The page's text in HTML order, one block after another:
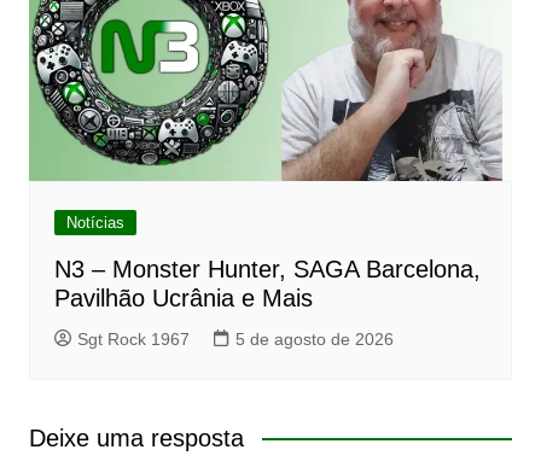
Notícias
N3 – Monster Hunter, SAGA Barcelona,
Pavilhão Ucrânia e Mais
Sgt Rock 1967 5 de agosto de 2026
Deixe uma resposta